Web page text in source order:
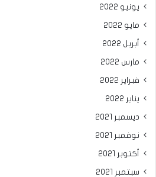
يونيو 2022
مايو 2022
أبريل 2022
مارس 2022
فبراير 2022
يناير 2022
ديسمبر 2021
نوفمبر 2021
أكتوبر 2021
سبتمبر 2021